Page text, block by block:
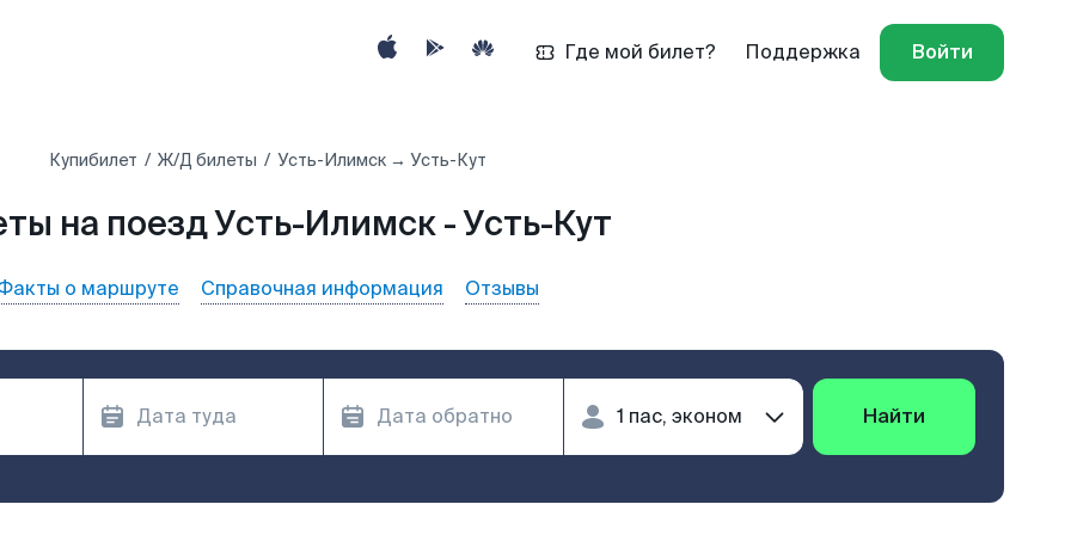
Где мой билет? Поддержка Войти
Купибилет Ж/Д билеты Усть-Илимск → Усть-Кут
на поезд Усть-Илимск - Усть-Кут
о маршруте Справочная информация Отзывы
Найти